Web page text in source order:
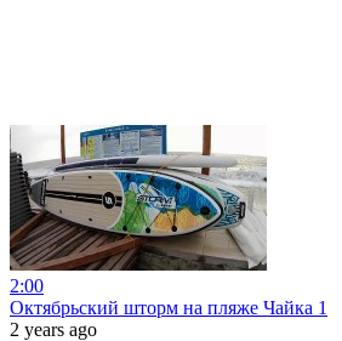
2:00
Октябрьский шторм на пляже Чайка 1
2 years ago